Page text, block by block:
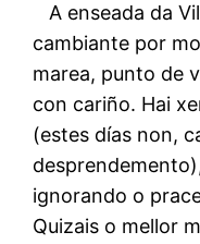
A enseada da
cambiante por
marea, punto de
con cariño. Hai
(estes días non,
ignorando o
Quizais o mellor